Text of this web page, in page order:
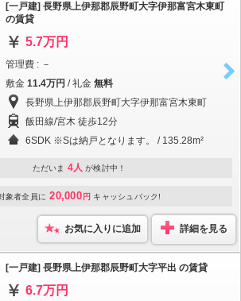
[一戸建] 長野県上伊那郡辰野町大字伊那富宮木東町
の賃貸
5.7万円
管理費 : －
敷金 11.4万円 / 礼金 無料
長野県上伊那郡辰野町大字伊那富宮木東町
飯田線/宮木 徒歩12分
6SDK ※Sは納戸となります。 / 135.28m²
ただいま 4人 が検討中！
象者全員に 20,000 円 キャッシュバック!
お気に入りに追加 詳細を見る
[一戸建] 長野県上伊那郡辰野町大字平出 の賃貸
6.7万円